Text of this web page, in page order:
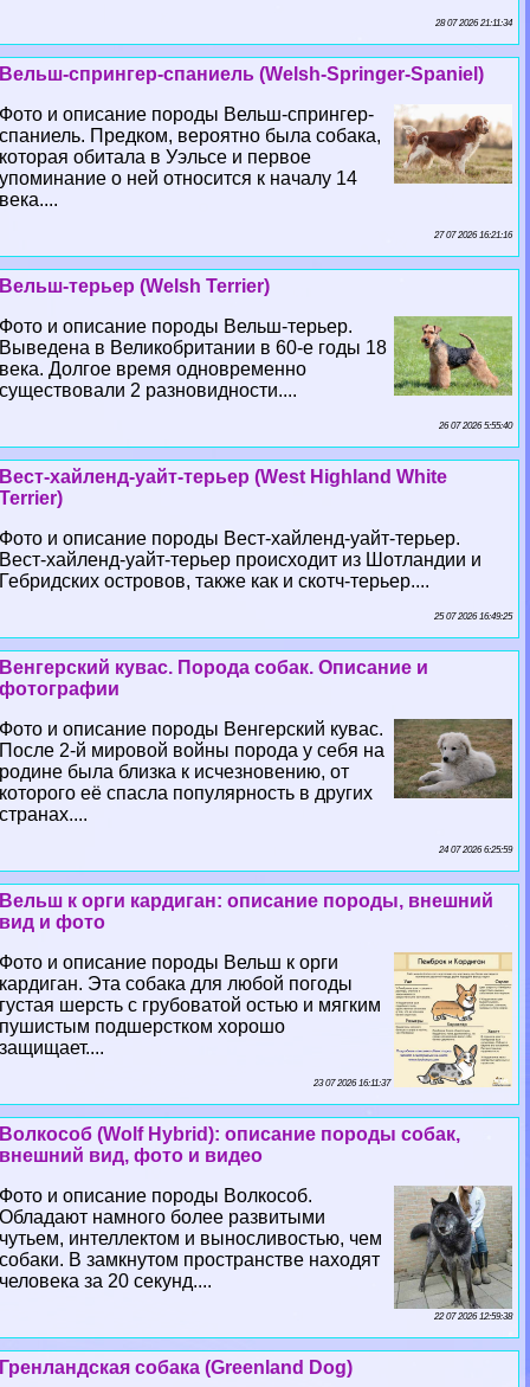
28 07 2026 21:11:34
Вельш-спрингер-спаниель (Welsh-Springer-Spaniel)
Фото и описание породы Вельш-спрингер-
спаниель. Предком, вероятно была собака,
которая обитала в Уэльсе и первое
упоминание о ней относится к началу 14
века....
27 07 2026 16:21:16
Вельш-терьер (Welsh Terrier)
Фото и описание породы Вельш-терьер.
Выведена в Великобритании в 60-е годы 18
века. Долгое время одновременно
существовали 2 разновидности....
26 07 2026 5:55:40
Вест-хайленд-уайт-терьер (West Highland White
Terrier)
Фото и описание породы Вест-хайленд-уайт-терьер.
Вест-хайленд-уайт-терьер происходит из Шотландии и
Гебридских островов, также как и скотч-терьер....
25 07 2026 16:49:25
Венгерский кувас. Порода собак. Описание и
фотографии
Фото и описание породы Венгерский кувас.
После 2-й мировой войны порода у себя на
родине была близка к исчезновению, от
которого её спасла популярность в других
странах....
24 07 2026 6:25:59
Вельш к opги кардиган: описание породы, внешний
вид и фото
Фото и описание породы Вельш к opги
кардиган. Эта собака для любой погоды
густая шерсть с грубоватой остью и мягким
пушистым подшерстком хорошо
защищает....
23 07 2026 16:11:37
Волкособ (Wolf Hybrid): описание породы собак,
внешний вид, фото и видео
Фото и описание породы Волкособ.
Обладают намного более развитыми
чутьем, интеллектом и выносливостью, чем
собаки. В замкнутом прострaнcтве находят
человека за 20 секунд....
22 07 2026 12:59:38
Гренландская собака (Greenland Dog)